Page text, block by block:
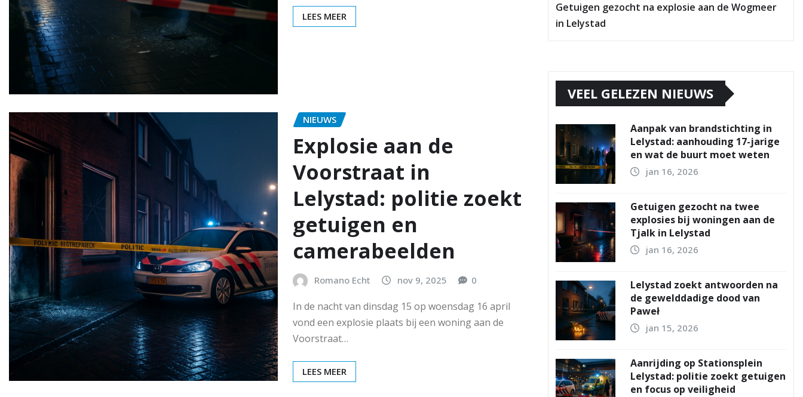
LEES MEER
NIEUWS
Explosie aan de
Voorstraat in
Lelystad: politie zoekt
getuigen en
camerabeelden
Romano Echt nov 9, 2025 0
In de nacht van dinsdag 15 op woensdag 16 april
vond een explosie plaats bij een woning aan de
Voorstraat…
LEES MEER
Getuigen gezocht na explosie aan de Wogmeer
in Lelystad
VEEL GELEZEN NIEUWS
Aanpak van brandstichting in
Lelystad: aanhouding 17-jarige
en wat de buurt moet weten
jan 16, 2026
Getuigen gezocht na twee
explosies bij woningen aan de
Tjalk in Lelystad
jan 16, 2026
Lelystad zoekt antwoorden na
de gewelddadige dood van
Paweł
jan 15, 2026
Aanrijding op Stationsplein
Lelystad: politie zoekt getuigen
en focus op veiligheid